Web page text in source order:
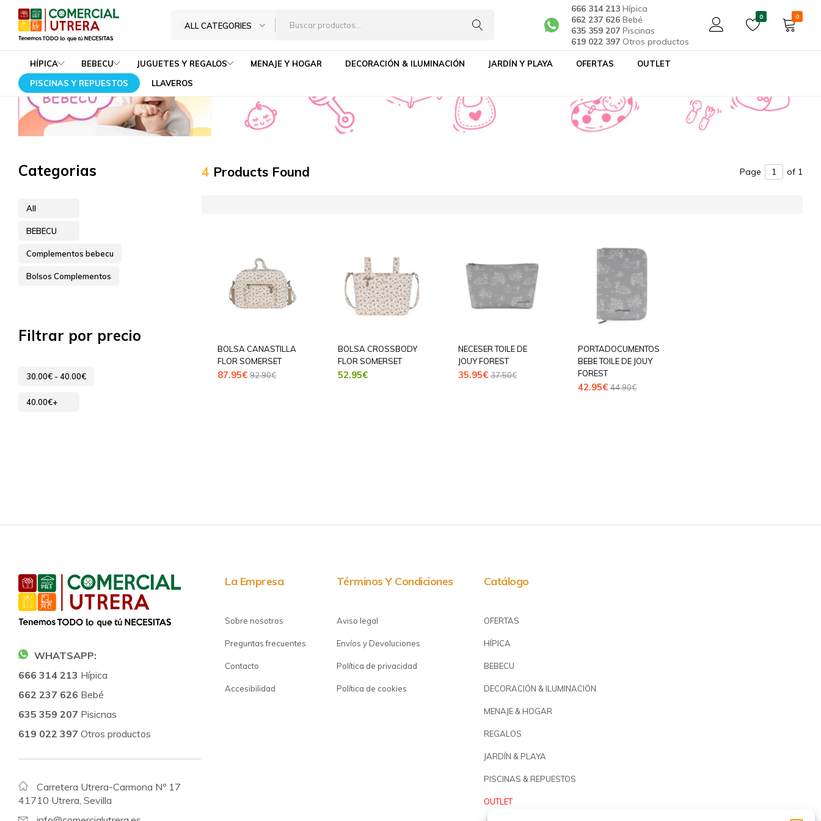
Comercial
Utrera
Tenemos
TODO
lo
que
NECESITAS
ALL CATEGORIES
666 314 213 Hípica
662 237 626 Bebé
635 359 207 Piscinas
619 022 397 Otros productos
0 0
HÍPICA BEBECU JUGUETES Y REGALOS MENAJE Y HOGAR DECORACIÓN & ILUMINACIÓN JARDÍN Y PLAYA OFERTAS
OUTLET
PISCINAS Y REPUESTOS
LLAVEROS
Home BEBECU Complementos bebecu
4 Products Found Page of 1
BOLSA CANASTILLA
FLOR SOMERSET
92.90€
87.95€
BOLSA CROSSBODY
FLOR SOMERSET
52.95€
NECESER TOILE DE
JOUY FOREST
37.50€
35.95€
PORTADOCUMENTOS
BEBE TOILE DE JOUY
FOREST
44.90€
42.95€
Categorias
All
BEBECU
Complementos bebecu
Bolsos Complementos
Filtrar por precio
30.00€ - 40.00€
40.00€+
WHATSAPP:
666 314 213 Hípica
662 237 626 Bebé
635 359 207 Pisicnas
619 022 397 Otros productos
Carretera Utrera-Carmona Nº 17
41710 Utrera, Sevilla
La Empresa
Sobre nosotros
Preguntas frecuentes
Contacto
Accesibilidad
Términos Y Condiciones
Aviso legal
Envíos y Devoluciones
Política de privacidad
Política de cookies
Catálogo
OFERTAS
HÍPICA
BEBECU
DECORACIÓN & ILUMINACIÓN
MENAJE & HOGAR
REGALOS
JARDÍN & PLAYA
PISCINAS & REPUESTOS
OUTLET